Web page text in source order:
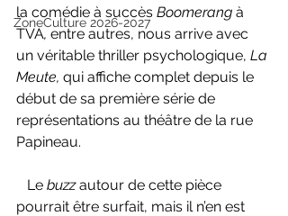
ZoneCulture 2026-2027
la comédie à succès Boomerang à
TVA, entre autres, nous arrive avec
un véritable thriller psychologique, La
Meute, qui affiche complet depuis le
début de sa première série de
représentations au théâtre de la rue
Papineau.
   Le
buzz autour de cette pièce
pourrait être surfait, mais il n’en est